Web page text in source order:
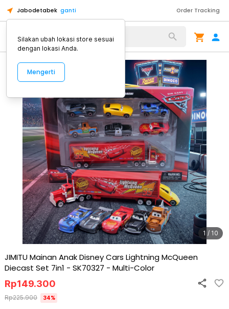
Jabodetabek ganti Order Tracking
Alat Kopi
1 / 10
JIMITU Mainan Anak Disney Cars Lightning McQueen
Diecast Set 7in1 - SK70327 - Multi-Color
Rp149.300
Rp225.900 34%
Silakan ubah lokasi store sesuai
dengan lokasi Anda.
Mengerti